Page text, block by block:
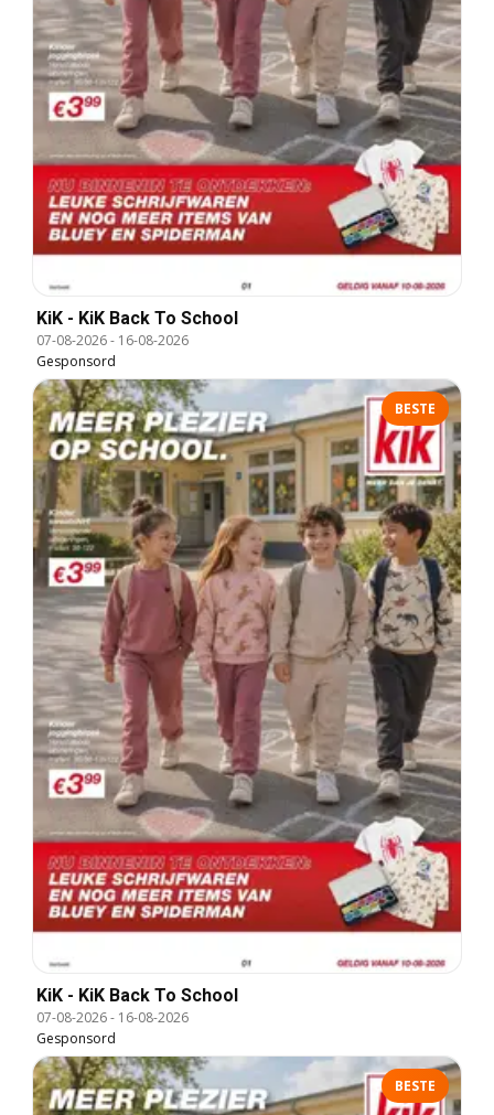
KiK - KiK Back To School
07-08-2026- 16-08-2026
Gesponsord
BESTE
KiK - KiK Back To School
07-08-2026- 16-08-2026
Gesponsord
BESTE